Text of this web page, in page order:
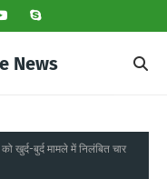
News
खुर्द-बुर्द मामले में निलंबित चार